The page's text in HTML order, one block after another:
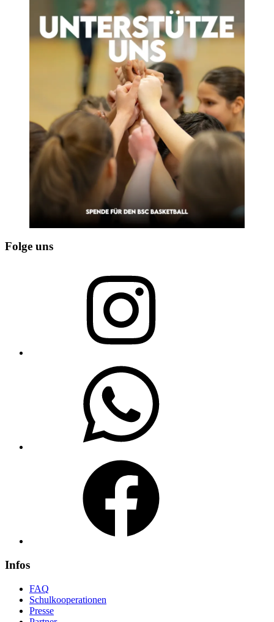
Folge uns
Infos
FAQ
Schulkooperationen
Presse